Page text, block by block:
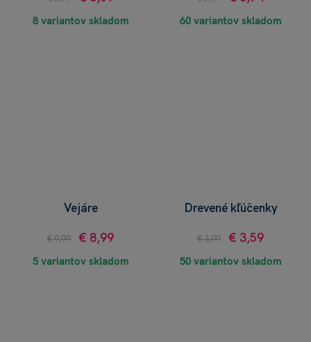
8 variantov skladom 60 variantov skladom
Vejáre
€ 9,99 € 8,99
5 variantov skladom
Drevené kľúčenky
€ 3,99 € 3,59
50 variantov skladom